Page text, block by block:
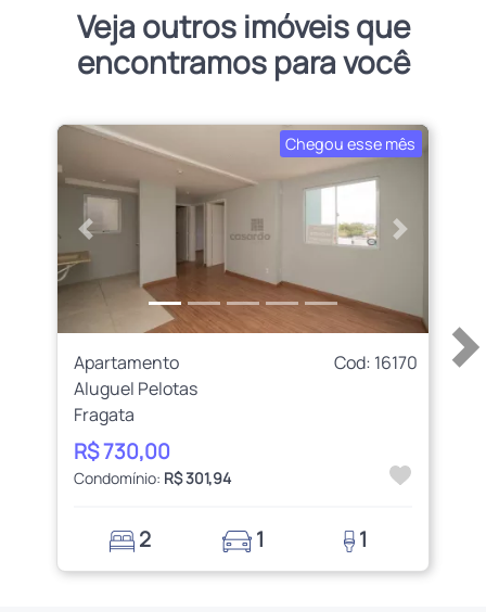
Veja outros imóveis que
encontramos para você
Chegou esse mês
Anterior Próximo
Apartamento
Cod: 16170
Aluguel Pelotas
Fragata
R$ 730,00
Condomínio: R$ 301,94
2 1 1